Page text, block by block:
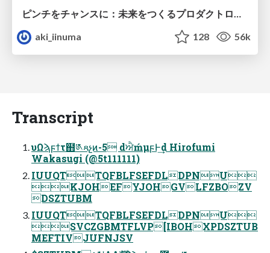
aki_iinuma
128 56k
Transcript
υΩϡϝϯτ຋༁ጻչͷ-5 dਐḿμϝͰ͢d Hirofumi
Wakasugi (@5t111111)
IUUQTTQFBLFSEFDLDPNU
KJOHEFYJOHGVLFZBOZV
DSZTUBM
IUUQTTQFBLFSEFDLDPNU
SVCZGBMTFLVP[IBOHXPDSZTUB
MEFTIVJUFNJSV